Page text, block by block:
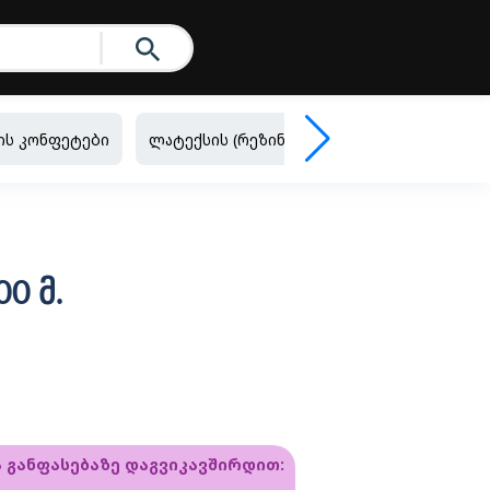
კონფეტები ლატექსის (რეზინის) ბუშტები
მ.
დაგვიკავშირდით: